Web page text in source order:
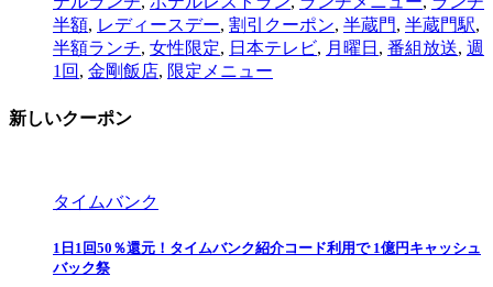
半額, レディースデー, 割引クーポン, 半蔵門, 半蔵門駅,
半額ランチ, 女性限定, 日本テレビ, 月曜日 , 番組放送, 週
1回 , 金剛飯店, 限定メニュー
新しいクーポン
タイムバンク
1日1回50％還元！タイムバンク紹介コード利用で 1億円キャッシュ
バック祭